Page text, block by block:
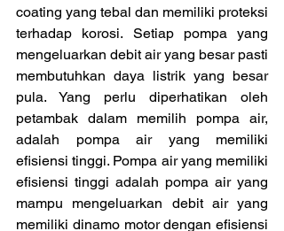
coating yang tebal dan memiliki proteksi
terhadap korosi. Setiap pompa yang
mengeluarkan debit air yang besar pasti
membutuhkan daya listrik yang besar
pula. Yang perlu diperhatikan oleh
petambak dalam memilih pompa air,
adalah pompa air yang memiliki
efisiensi tinggi. Pompa air yang memiliki
efisiensi tinggi adalah pompa air yang
mampu mengeluarkan debit air yang
memiliki dinamo motor dengan efisiensi